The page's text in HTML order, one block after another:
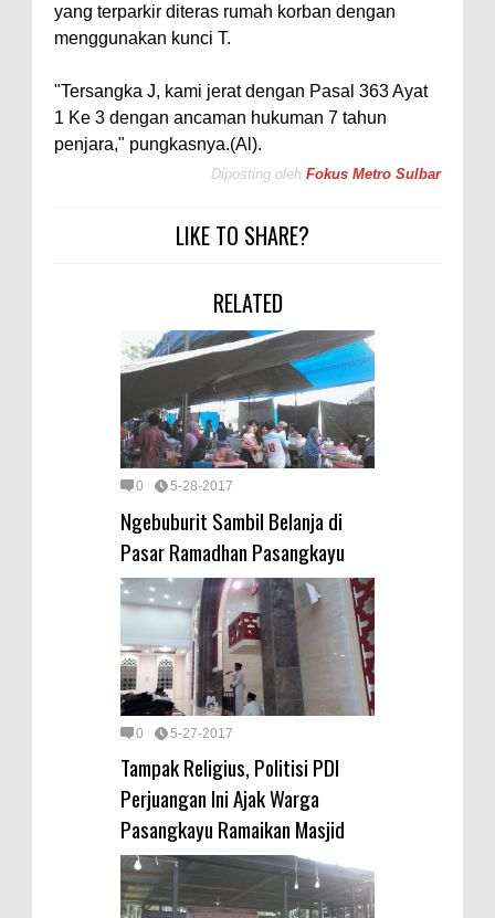
yang terparkir diteras rumah korban dengan
menggunakan kunci T.
"Tersangka J, kami jerat dengan Pasal 363 Ayat
1 Ke 3 dengan ancaman hukuman 7 tahun
penjara," pungkasnya.(Al).
Diposting oleh Fokus Metro Sulbar
LIKE TO SHARE?
RELATED
0 5-28-2017
Ngebuburit Sambil Belanja di
Pasar Ramadhan Pasangkayu
0 5-27-2017
Tampak Religius, Politisi PDI
Perjuangan Ini Ajak Warga
Pasangkayu Ramaikan Masjid